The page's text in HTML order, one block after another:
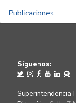
Publicaciones
Síguenos:
Superintendencia